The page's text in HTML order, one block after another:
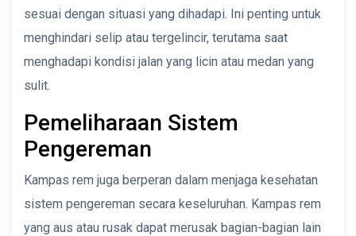
sesuai dengan situasi yang dihadapi. Ini penting untuk
menghindari selip atau tergelincir, terutama saat
menghadapi kondisi jalan yang licin atau medan yang
sulit.
Pemeliharaan Sistem
Pengereman
Kampas rem juga berperan dalam menjaga kesehatan
sistem pengereman secara keseluruhan. Kampas rem
yang aus atau rusak dapat merusak bagian-bagian lain